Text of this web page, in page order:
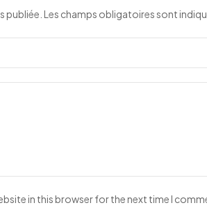
publiée. Les champs obligatoires sont
in this browser for the next time I